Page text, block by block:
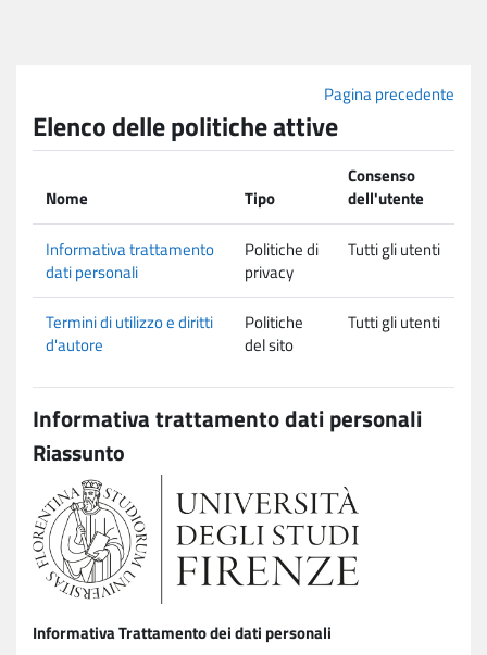
Pagina precedente
Elenco delle politiche attive
Nome Tipo
Consenso
dell'utente
Informativa trattamento
dati personali
Politiche di
privacy
Tutti gli utenti
Termini di utilizzo e diritti
d'autore
Politiche
del sito
Tutti gli utenti
Informativa trattamento dati personali
Riassunto
Informativa Trattamento dei dati personali